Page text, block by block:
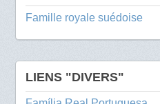
Famille royale suédoise
LIENS "DIVERS"